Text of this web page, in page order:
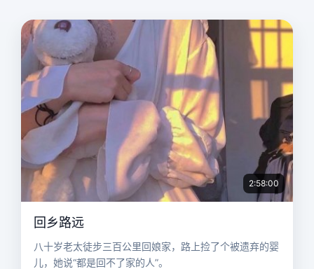
2:58:00
回乡路远
八十岁老太徒步三百公里回娘家，路上捡了个被遗弃的婴
儿，她说“都是回不了家的人”。